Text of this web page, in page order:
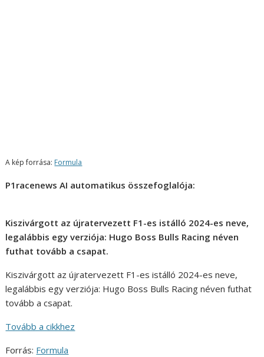
A kép forrása: Formula
P1racenews AI automatikus összefoglalója:
Kiszivárgott az újratervezett F1-es istálló 2024-es neve,
legalábbis egy verziója: Hugo Boss Bulls Racing néven
futhat tovább a csapat.
Kiszivárgott az újratervezett F1-es istálló 2024-es neve,
legalábbis egy verziója: Hugo Boss Bulls Racing néven futhat
tovább a csapat.
Tovább a cikkhez
Forrás: Formula